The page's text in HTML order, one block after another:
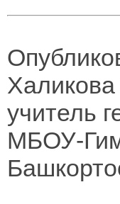
учитель
МБОУ-